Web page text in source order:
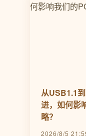
从USB1.1
进，如何影
略？
2026/8/5